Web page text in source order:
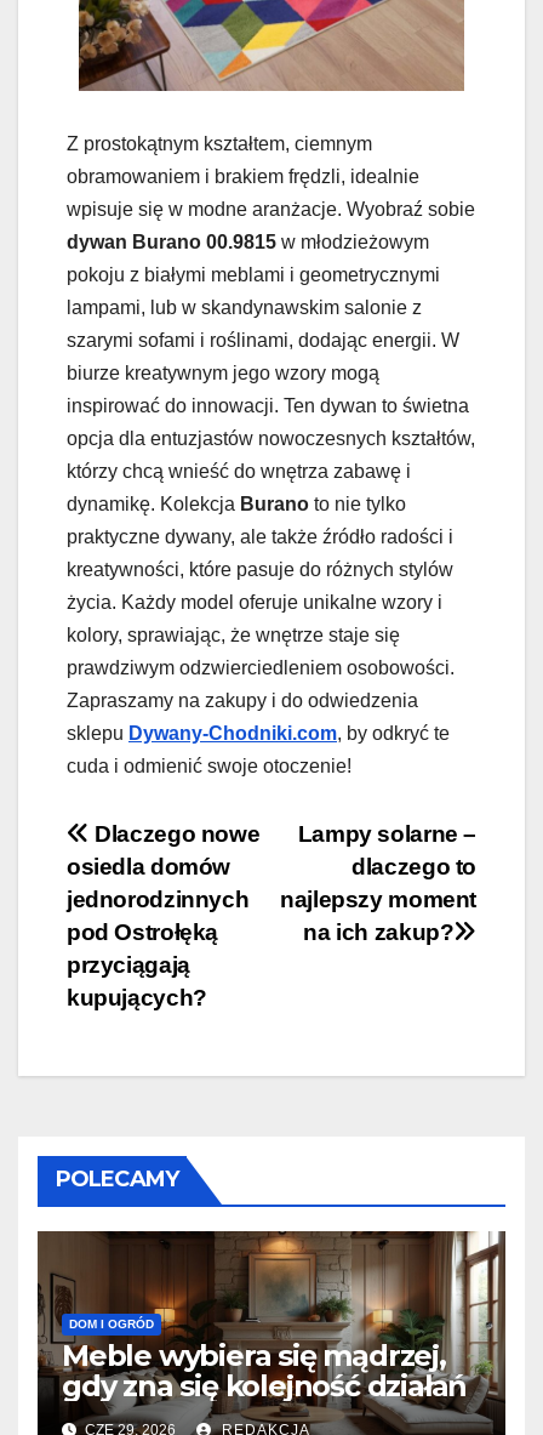
Z prostokątnym kształtem, ciemnym
obramowaniem i brakiem frędzli, idealnie
wpisuje się w modne aranżacje. Wyobraź sobie
dywan Burano 00.9815 w młodzieżowym
pokoju z białymi meblami i geometrycznymi
lampami, lub w skandynawskim salonie z
szarymi sofami i roślinami, dodając energii. W
biurze kreatywnym jego wzory mogą
inspirować do innowacji. Ten dywan to świetna
opcja dla entuzjastów nowoczesnych kształtów,
którzy chcą wnieść do wnętrza zabawę i
dynamikę. Kolekcja Burano to nie tylko
praktyczne dywany, ale także źródło radości i
kreatywności, które pasuje do różnych stylów
życia. Każdy model oferuje unikalne wzory i
kolory, sprawiając, że wnętrze staje się
prawdziwym odzwierciedleniem osobowości.
Zapraszamy na zakupy i do odwiedzenia
sklepu Dywany-Chodniki.com, by odkryć te
cuda i odmienić swoje otoczenie!
Nawigacja
wpisu
Lampy solarne –
dlaczego to
najlepszy moment
na ich zakup?
Dlaczego nowe
osiedla domów
jednorodzinnych
pod Ostrołęką
przyciągają
kupujących?
POLECAMY
DOM I OGRÓD
Meble wybiera się mądrzej,
gdy zna się kolejność działań
CZE 29, 2026 REDAKCJA